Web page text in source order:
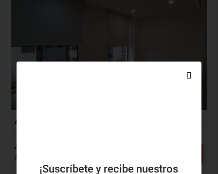
Apartaestudio Arriendo, Altos Del Prado (norte), Barranquilla (30460)
Alcobas: 1
Apartaestudio
¡Suscríbete y recibe nuestros